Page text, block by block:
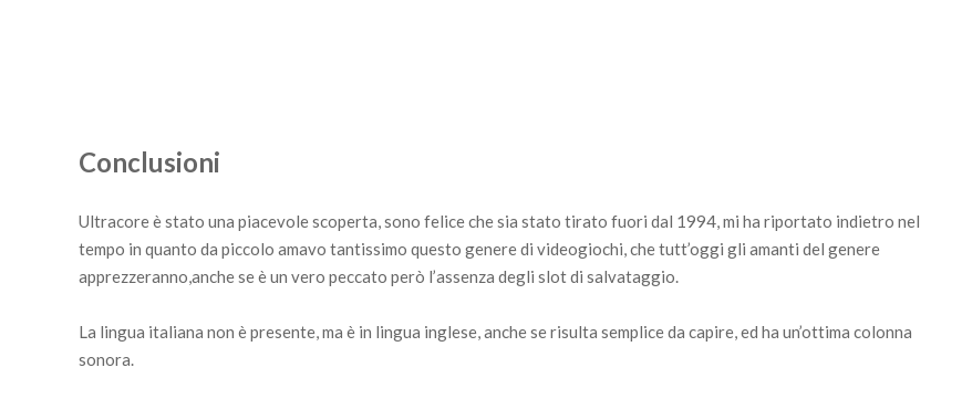
Conclusioni
Ultracore è stato una piacevole scoperta, sono felice che sia stato tirato fuori dal 1994, mi ha riportato indietro nel
tempo in quanto da piccolo amavo tantissimo questo genere di videogiochi, che tutt’oggi gli amanti del genere
apprezzeranno,anche se è un vero peccato però l’assenza degli slot di salvataggio.
La lingua italiana non è presente, ma è in lingua inglese, anche se risulta semplice da capire, ed ha un’ottima colonna
sonora.